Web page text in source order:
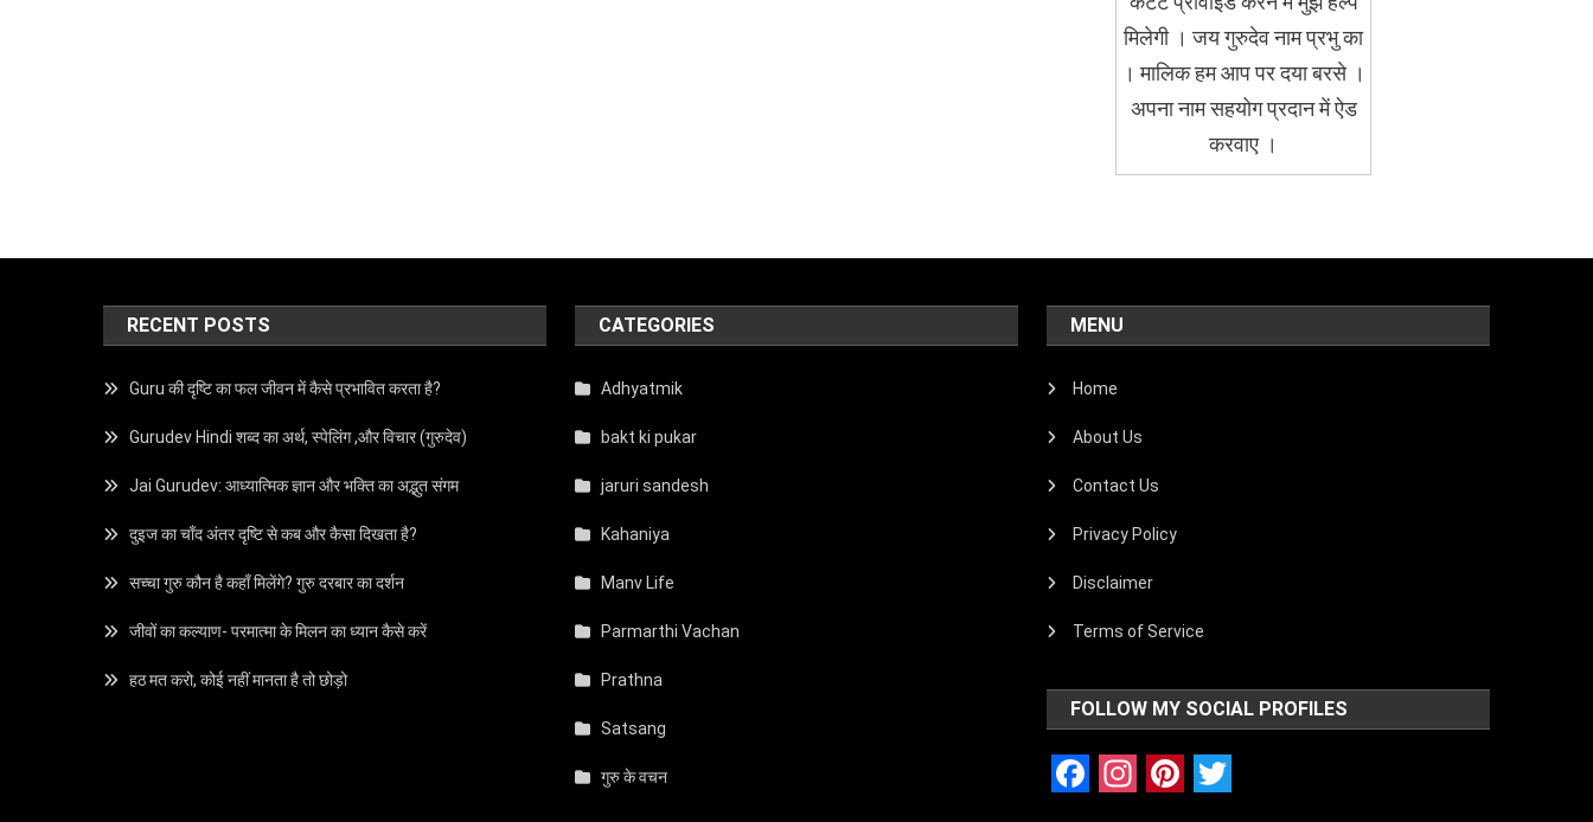
मिलेगी । जय गुरुदेव नाम प्रभु का
। मालिक हम आप पर दया बरसे ।
अपना नाम सहयोग प्रदान में ऐड
करवाए ।
RECENT POSTS
Guru की दृष्टि का फल जीवन में कैसे प्रभावित करता है?
Gurudev Hindi शब्द का अर्थ, स्पेलिंग ,और विचार (गुरुदेव)
Jai Gurudev: आध्यात्मिक ज्ञान और भक्ति का अद्भुत संगम
दुइज का चाँद अंतर दृष्टि से कब और कैसा दिखता है?
सच्चा गुरु कौन है कहाँ मिलेंगे? गुरु दरबार का दर्शन
जीवों का कल्याण- परमात्मा के मिलन का ध्यान कैसे करें
हठ मत करो, कोई नहीं मानता है तो छोड़ो
CATEGORIES
Adhyatmik
bakt ki pukar
jaruri sandesh
Kahaniya
Manv Life
Parmarthi Vachan
Prathna
Satsang
गुरु के वचन
MENU
Home
About Us
Contact Us
Privacy Policy
Disclaimer
Terms of Service
FOLLOW MY SOCIAL PROFILES